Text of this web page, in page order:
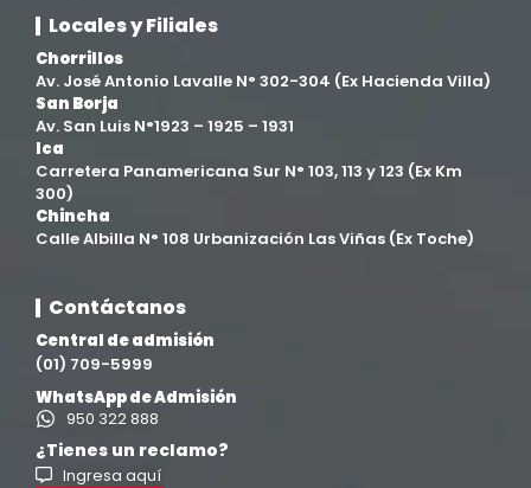
Locales y Filiales
Chorrillos
Av. José Antonio Lavalle N° 302-304 (Ex Hacienda Villa)
San Borja
Av. San Luis N°1923 – 1925 – 1931
Ica
Carretera Panamericana Sur N° 103, 113 y 123 (Ex Km
300)
Chincha
Calle Albilla N° 108 Urbanización Las Viñas (Ex Toche)
Contáctanos
Central de admisión
(01) 709-5999
WhatsApp de Admisión
950 322 888
¿Tienes un reclamo?
Ingresa aquí